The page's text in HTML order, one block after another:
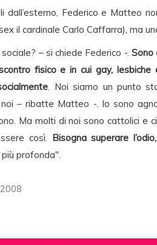
dall’esterno, Federico e Matteo
il cardinale Carlo Caffarra), ma
– si chiede Federico -. Sono
fisico e in cui gay,
. Noi siamo un punto
– ribatte Matteo -. Io sono
Ma molti di noi sono cattolici e
così. Bisogna superare
profonda".